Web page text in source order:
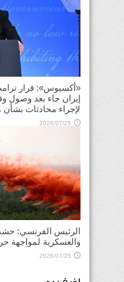
«أكسيوس»: قرار
إيران جاء بعد وصول
لإجراء محادثات
2026/07/25
الرئيس الفرنسي: حشد
والعسكرية لمواجهة
2026/07/25